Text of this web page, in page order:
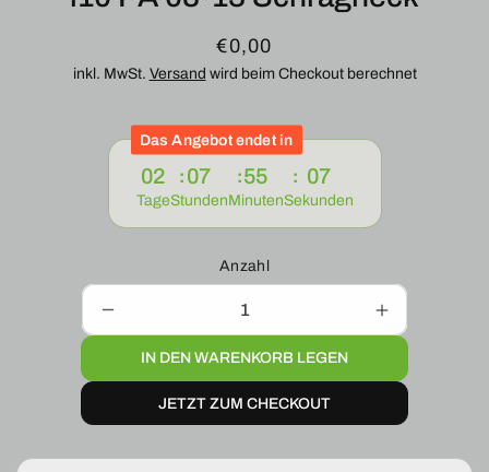
Normaler
Preis
€0,00
inkl. MwSt. Versand wird beim Checkout berechnet
Das Angebot endet in
02
Tage
07
Stunden
55
Minuten
06
Sekunden
Anzahl
die
Menge
für
x
Erhöhe
die
für
x
IN DEN WARENKORB LEGEN
JETZT ZUM CHECKOUT